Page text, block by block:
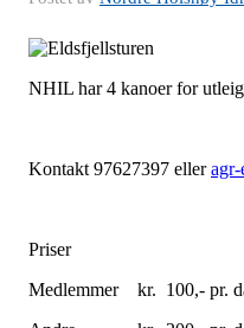
NHIL har 4 kanoer for
Kontakt 97627397 eller
Priser
Medlemmer kr. 100,- pr.